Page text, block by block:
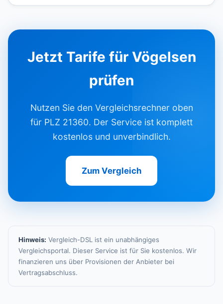
Jetzt Tarife für Vögelsen
prüfen
Nutzen Sie den Vergleichsrechner oben
für PLZ 21360. Der Service ist komplett
kostenlos und unverbindlich.
Zum Vergleich
Hinweis: Vergleich-DSL ist ein unabhängiges
Vergleichsportal. Dieser Service ist für Sie kostenlos. Wir
finanzieren uns über Provisionen der Anbieter bei
Vertragsabschluss.